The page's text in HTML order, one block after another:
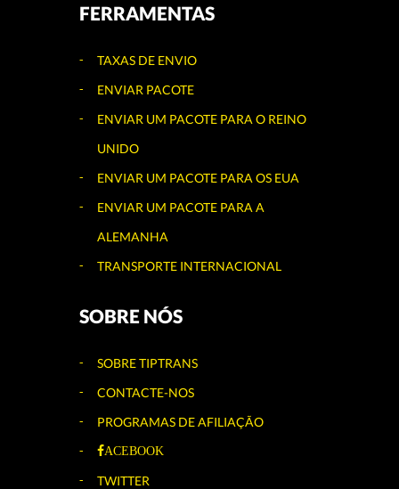
FERRAMENTAS
TAXAS DE ENVIO
ENVIAR PACOTE
ENVIAR UM PACOTE PARA O REINO
UNIDO
ENVIAR UM PACOTE PARA OS EUA
ENVIAR UM PACOTE PARA A
ALEMANHA
TRANSPORTE INTERNACIONAL
SOBRE NÓS
SOBRE TIPTRANS
CONTACTE-NOS
PROGRAMAS DE AFILIAÇÃO
ACEBOOK
TWITTER